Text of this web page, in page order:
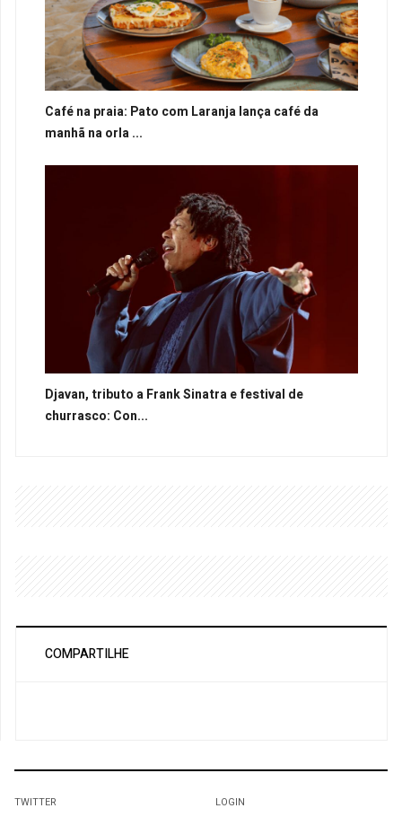
Café na praia: Pato com Laranja lança café da
manhã na orla ...
Djavan, tributo a Frank Sinatra e festival de
churrasco: Con...
COMPARTILHE
TWITTER LOGIN